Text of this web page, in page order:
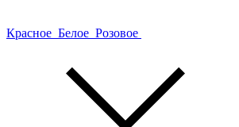
Красное Белое Розовое